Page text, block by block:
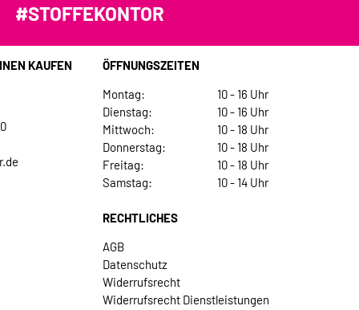
#STOFFEKONTOR
KAUFEN
ÖFFNUNGSZEITEN
Montag:
10 - 16 Uhr
Dienstag:
10 - 16 Uhr
Mittwoch:
10 - 18 Uhr
Donnerstag:
10 - 18 Uhr
Freitag:
10 - 18 Uhr
Samstag:
10 - 14 Uhr
RECHTLICHES
AGB
Datenschutz
Widerrufsrecht
Widerrufsrecht Dienstleistungen